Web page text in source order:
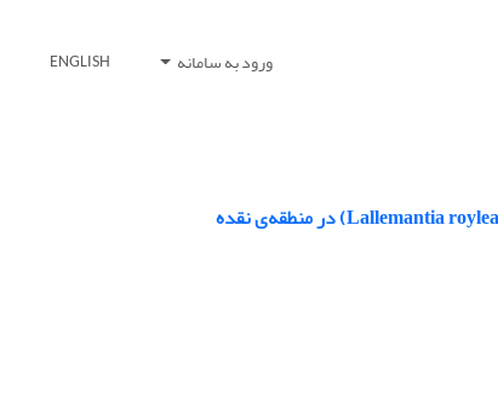
ورود به سامانه ENGLISH